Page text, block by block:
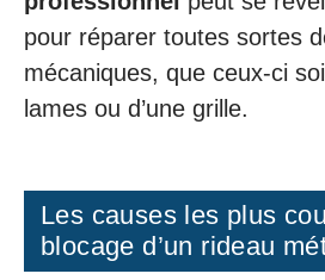
pour réparer toutes sortes
mécaniques, que ceux-ci
lames ou d’une grille.
Les causes les plus
blocage d’un rideau